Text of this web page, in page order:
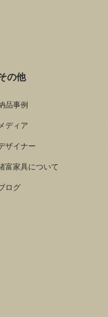
の他
品事例
ディア
ザイナー
富家具について
ログ